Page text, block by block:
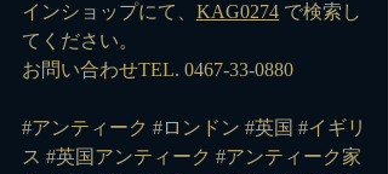
インショップにて、 KAG0274 で検索し
てください。
お問い合わせTEL. 0467-33-0880
#アンティーク #ロンドン #英国 #イギリ
ス #英国アンティーク #アンティーク家